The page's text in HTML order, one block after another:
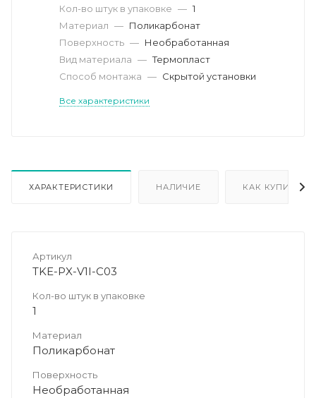
Кол-во штук в упаковке — 1
Материал — Поликарбонат
Поверхность — Необработанная
Вид материала — Термопласт
Способ монтажа — Скрытой установки
Все характеристики
ХАРАКТЕРИСТИКИ НАЛИЧИЕ КАК КУПИТЬ
Артикул
TKE-PX-V1I-C03
Кол-во штук в упаковке
1
Материал
Поликарбонат
Поверхность
Необработанная